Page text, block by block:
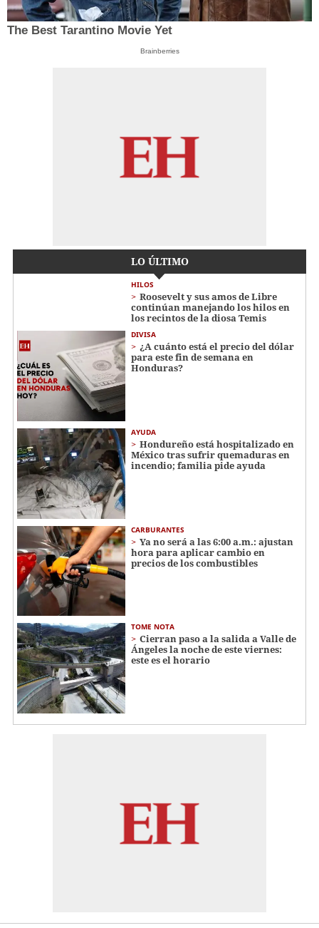
The Best Tarantino Movie Yet
Brainberries
LO ÚLTIMO
HILOS
Roosevelt y sus amos de Libre
continúan manejando los hilos en
los recintos de la diosa Temis
DIVISA
¿A cuánto está el precio del dólar
para este fin de semana en
Honduras?
AYUDA
Hondureño está hospitalizado en
México tras sufrir quemaduras en
incendio; familia pide ayuda
CARBURANTES
Ya no será a las 6:00 a.m.: ajustan
hora para aplicar cambio en
precios de los combustibles
TOME NOTA
Cierran paso a la salida a Valle de
Ángeles la noche de este viernes:
este es el horario